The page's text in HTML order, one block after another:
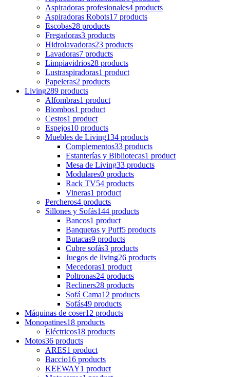
Aspiradoras profesionales4 products
Aspiradoras Robots17 products
Escobas28 products
Fregadoras3 products
Hidrolavadoras23 products
Lavadoras7 products
Limpiavidrios28 products
Lustraspiradoras1 product
Papeleras2 products
Living289 products
Alfombras1 product
Biombos1 product
Cestos1 product
Espejos10 products
Muebles de Living134 products
Complementos33 products
Estanterías y Bibliotecas1 product
Mesa de Living33 products
Modulares0 products
Rack TV54 products
Vineras1 product
Percheros4 products
Sillones y Sofás144 products
Bancos1 product
Banquetas y Puff5 products
Butacas9 products
Cubre sofás3 products
Juegos de living26 products
Mecedoras1 product
Poltronas24 products
Recliners28 products
Sofá Cama12 products
Sofás49 products
Máquinas de coser12 products
Monopatines18 products
Eléctricos18 products
Motos36 products
ARES1 product
Baccio16 products
KEEWAY1 product